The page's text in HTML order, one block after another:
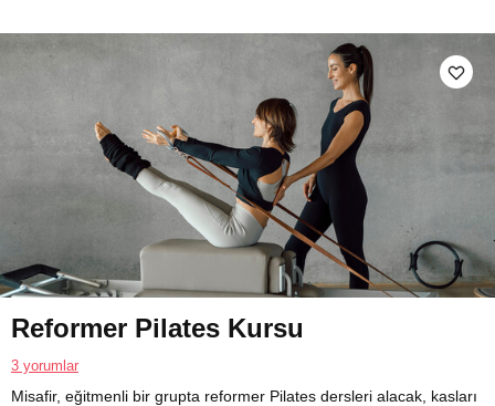
Reformer Pilates Kursu
3 yorumlar
Misafir, eğitmenli bir grupta reformer Pilates dersleri alacak, kasları